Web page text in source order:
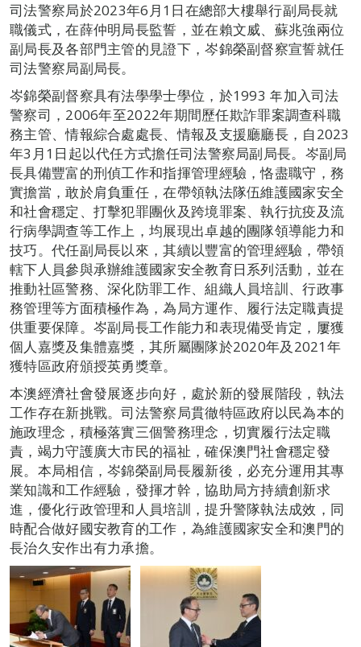
司法警察局於2023年6月1日在總部大樓舉行副局長就
職儀式，在薛仲明局長監誓，並在賴文威、蘇兆強兩位
副局長及各部門主管的見證下，岑錦榮副督察宣誓就任
司法警察局副局長。
岑錦榮副督察具有法學學士學位，於1993 年加入司法
警察司，2006年至2022年期間歷任欺詐罪案調查科職
務主管、情報綜合處處長、情報及支援廳廳長，自2023
年3月1日起以代任方式擔任司法警察局副局長。岑副局
長具備豐富的刑偵工作和指揮管理經驗，恪盡職守，務
實擔當，敢於肩負重任，在帶領執法隊伍維護國家安全
和社會穩定、打擊犯罪團伙及跨境罪案、執行抗疫及流
行病學調查等工作上，均展現出卓越的團隊領導能力和
技巧。代任副局長以來，其續以豐富的管理經驗，帶領
轄下人員參與承辦維護國家安全教育日系列活動，並在
推動社區警務、深化防罪工作、組織人員培訓、行政事
務管理等方面積極作為，為局方運作、履行法定職責提
供重要保障。岑副局長工作能力和表現備受肯定，屢獲
個人嘉獎及集體嘉獎，其所屬團隊於2020年及2021年
獲特區政府頒授英勇獎章。
本澳經濟社會發展逐步向好，處於新的發展階段，執法
工作存在新挑戰。司法警察局貫徹特區政府以民為本的
施政理念，積極落實三個警務理念，切實履行法定職
責，竭力守護廣大市民的福祉，確保澳門社會穩定發
展。本局相信，岑錦榮副局長履新後，必充分運用其專
業知識和工作經驗，發揮才幹，協助局方持續創新求
進，優化行政管理和人員培訓，提升警隊執法成效，同
時配合做好國安教育的工作，為維護國家安全和澳門的
長治久安作出有力承擔。